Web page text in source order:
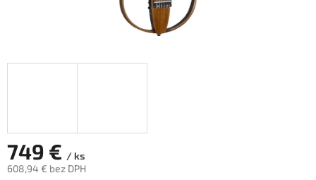
749 € / ks
608,94 € bez DPH